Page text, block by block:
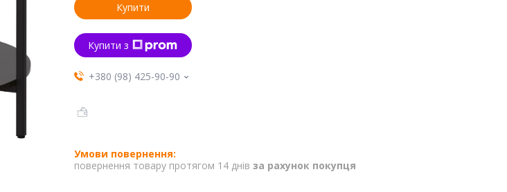
Купити
Купити з
+380 (98) 425-90-90
повернення товару протягом 14 днів за рахунок покупця